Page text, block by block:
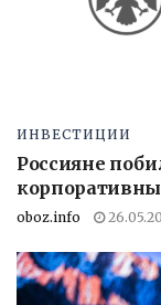
ИНВЕСТИЦИИ
Россияне
oboz.info